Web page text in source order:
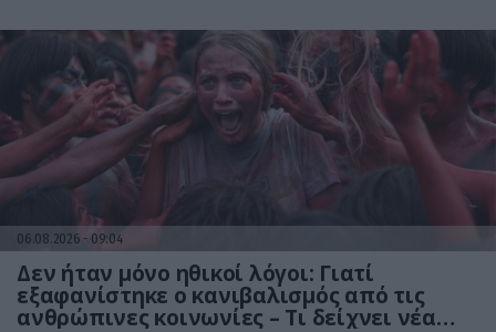
06.08.2026 09:04
Δεν ήταν μόνο ηθικοί λόγοι: Γιατί
εξαφανίστηκε ο κανιβαλισμός από τις
ανθρώπινες κοινωνίες – Τι δείχνει νέα